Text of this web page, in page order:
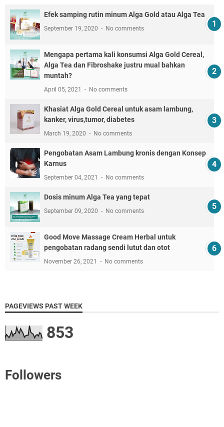
Efek samping rutin minum Alga Gold atau Alga Tea
September 19, 2020 No comments
Mengapa pertama kali konsumsi Alga Gold Cereal,
Alga Tea dan Fibroshake justru mual bahkan
muntah?
April 05, 2021 No comments
Khasiat Alga Gold Cereal untuk asam lambung,
kanker, virus,tumor, diabetes
March 19, 2020 No comments
Pengobatan Asam Lambung kronis dengan Konsep
Karnus
September 04, 2021 No comments
Dosis minum Alga Tea yang tepat
September 09, 2020 No comments
Good Move Massage Cream Herbal untuk
pengobatan radang sendi lutut dan otot
November 26, 2021 No comments
PAGEVIEWS PAST WEEK
853
Followers